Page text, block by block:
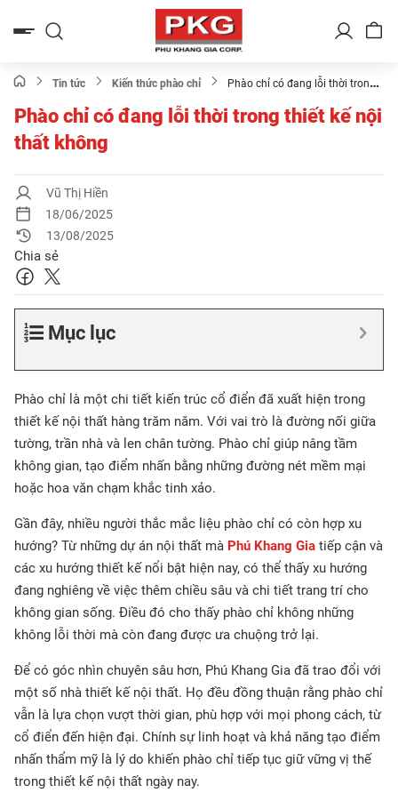
qua
Tin tức Kiến thức phào chỉ
Phào chỉ có đang lỗi thời trong
Phào chỉ có đang lỗi thời trong thiết kế nội
thất không
Vũ Thị Hiền
18/06/2025
13/08/2025
Chia sẻ
Mục lục
Phào chỉ là một chi tiết kiến trúc cổ điển đã xuất hiện trong
thiết kế nội thất hàng trăm năm. Với vai trò là đường nối giữa
tường, trần nhà và len chân tường. Phào chỉ giúp nâng tầm
không gian, tạo điểm nhấn bằng những đường nét mềm mại
hoặc hoa văn chạm khắc tinh xảo.
Gần đây, nhiều người thắc mắc liệu phào chỉ có còn hợp xu
hướng? Từ những dự án nội thất mà Phú Khang Gia tiếp cận và
các xu hướng thiết kế nổi bật hiện nay, có thể thấy xu hướng
đang nghiêng về việc thêm chiều sâu và chi tiết trang trí cho
không gian sống. Điều đó cho thấy phào chỉ không những
không lỗi thời mà còn đang được ưa chuộng trở lại.
Để có góc nhìn chuyên sâu hơn, Phú Khang Gia đã trao đổi với
một số nhà thiết kế nội thất. Họ đều đồng thuận rằng phào chỉ
vẫn là lựa chọn vượt thời gian, phù hợp với mọi phong cách, từ
cổ điển đến hiện đại. Chính sự linh hoạt và khả năng tạo điểm
nhấn thẩm mỹ là lý do khiến phào chỉ tiếp tục giữ vững vị thế
trong thiết kế nội thất ngày nay.